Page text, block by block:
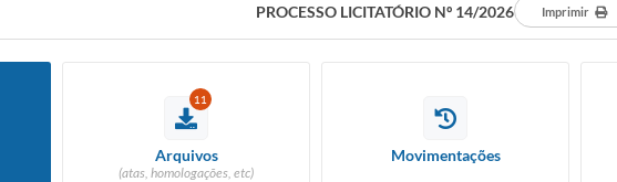
PROCESSO LICITATÓRIO Nº 14/2026 Imprimir
11
Arquivos
(atas, homologações, etc)
Movimentações